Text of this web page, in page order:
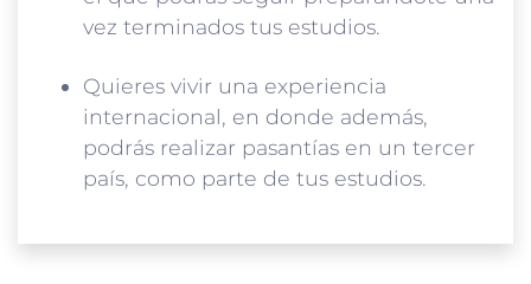
vez terminados tus estudios.
Quieres vivir una experiencia
internacional, en donde además,
podrás realizar pasantías en un tercer
país, como parte de tus estudios.